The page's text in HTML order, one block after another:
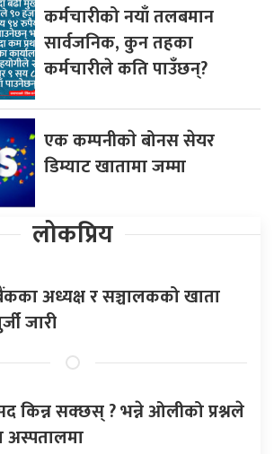
कर्मचारीको नयाँ तलबमान
सार्वजनिक, कुन तहका
कर्मचारीले कति पाउँछन्?
एक कम्पनीकाे बोनस सेयर
डिम्याट खातामा जम्मा
लोकप्रिय
अध्यक्ष र सञ्चालकको खाता
जारी
किन्न सक्छस् ? भन्ने ओलीको प्रश्नले